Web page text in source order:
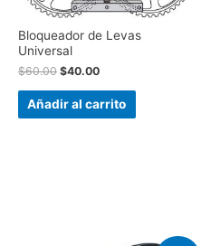
Bloqueador de Levas
Universal
$60.00 $40.00
Añadir al carrito